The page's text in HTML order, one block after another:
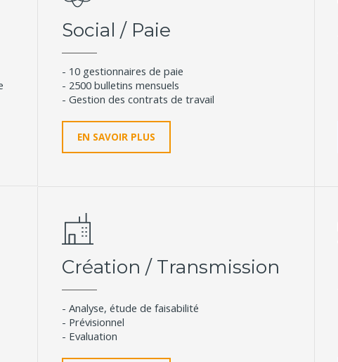
Social / Paie
- 10 gestionnaires de paie
- 2500 bulletins mensuels
- Gestion des contrats de travail
EN SAVOIR PLUS
Création / Transmission
- Analyse, étude de faisabilité
- Prévisionnel
- Evaluation